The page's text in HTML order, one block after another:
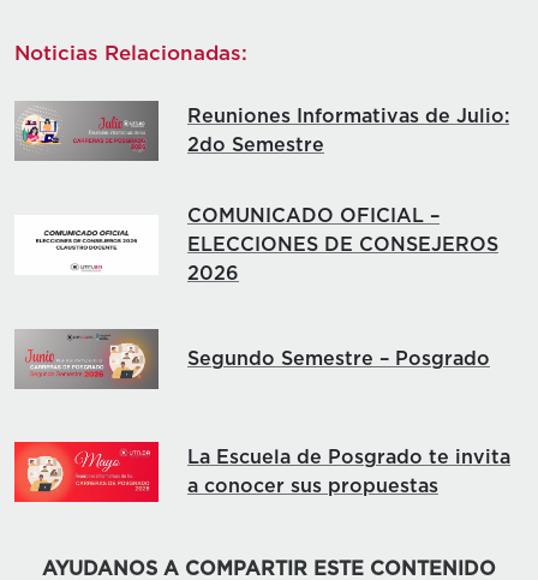
Noticias Relacionadas:
Reuniones Informativas de Julio:
2do Semestre
COMUNICADO OFICIAL –
ELECCIONES DE CONSEJEROS
2026
Segundo Semestre – Posgrado
La Escuela de Posgrado te invita
a conocer sus propuestas
AYUDANOS A COMPARTIR ESTE CONTENIDO